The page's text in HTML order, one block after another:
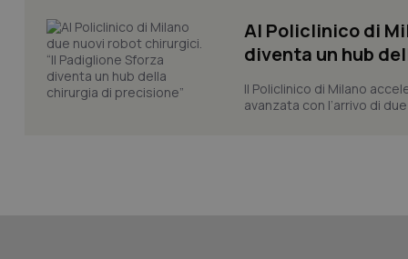
Al Policlinico di
diventa un hub
Il Policlinico di Milano
avanzata con l’arrivo di
PHPSESSID